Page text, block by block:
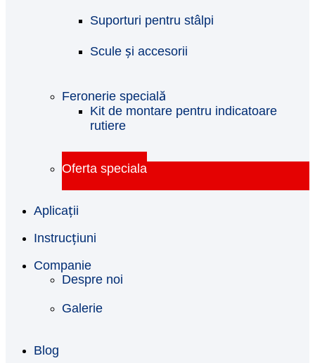
Suporturi pentru stâlpi
Scule și accesorii
Feronerie specială
Kit de montare pentru indicatoare
rutiere
Oferta speciala
Aplicații
Instrucţiuni
Companie
Despre noi
Galerie
Blog